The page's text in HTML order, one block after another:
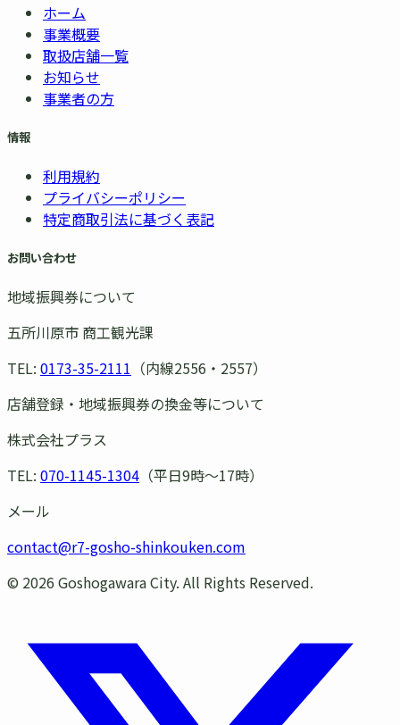
ホーム
事業概要
取扱店舗一覧
お知らせ
事業者の方
情報
利用規約
プライバシーポリシー
特定商取引法に基づく表記
お問い合わせ
地域振興券について
五所川原市 商工観光課
TEL: 0173-35-2111 （内線2556・2557）
店舗登録・地域振興券の換金等について
株式会社プラス
TEL: 070-1145-1304 （平日9時〜17時）
メール
contact@r7-gosho-shinkouken.com
© 2026 Goshogawara City. All Rights Reserved.